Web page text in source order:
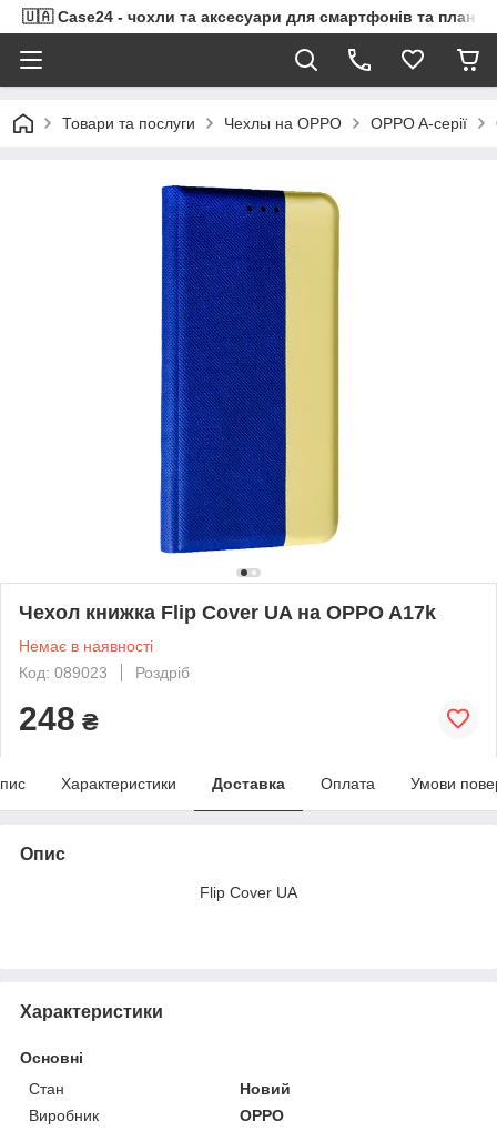
🇺🇦 Case24 - чохли та аксесуари для смартфонів та
Товари та послуги Чехлы на OPPO OPPO A-серії
Чехол книжка Flip Cover UA на OPPO A17k
Немає в наявності
Код: 089023
Роздріб
248 ₴
Характеристики Доставка Оплата Умови
Опис
Flip Cover UA
Характеристики
Основні
Стан
Новий
Виробник
OPPO